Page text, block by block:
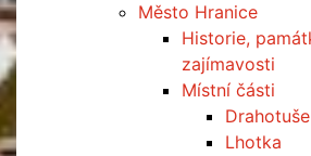
Město Hranice
Historie,
zajímavosti
Místní části
Drahotuše
Lhotka